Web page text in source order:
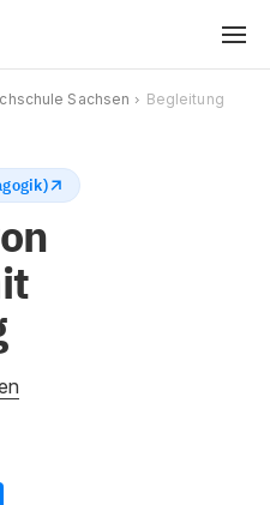
Sachsen
Begleitung